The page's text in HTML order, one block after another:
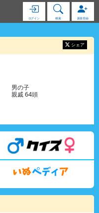
ログイン 検索 新規登録
シェア
男の子
親戚 64頭